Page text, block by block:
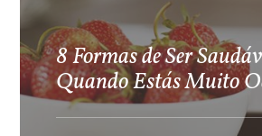
8 Formas de Ser
Quando Estás Muito